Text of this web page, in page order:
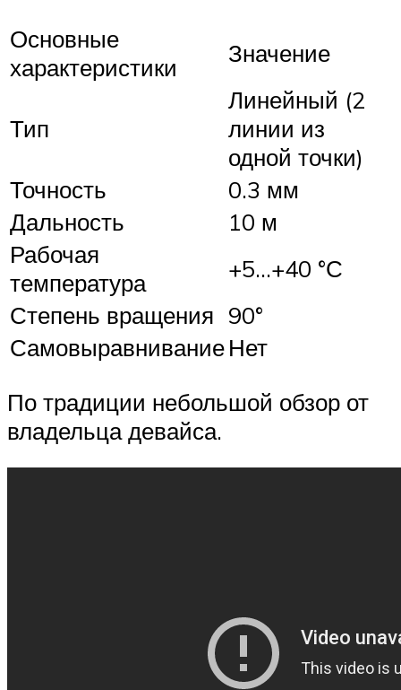
Основные
характеристики
Значение
Тип
Линейный (2
линии из
одной точки)
Точность
0.3 мм
Дальность
10 м
Рабочая
температура
+5…+40 °С
Степень вращения 90°
СамовыравниваниеНет
По традиции небольшой обзор от
владельца девайса.